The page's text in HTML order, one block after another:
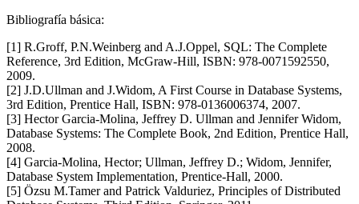
Bibliografía básica:
[1] R.Groff, P.N.Weinberg and A.J.Oppel, SQL: The Complete
Reference, 3rd Edition, McGraw-Hill, ISBN: 978-0071592550,
2009.
[2] J.D.Ullman and J.Widom, A First Course in Database Systems,
3rd Edition, Prentice Hall, ISBN: 978-0136006374, 2007.
[3] Hector Garcia-Molina, Jeffrey D. Ullman and Jennifer Widom,
Database Systems: The Complete Book, 2nd Edition, Prentice Hall,
2008.
[4] Garcia-Molina, Hector; Ullman, Jeffrey D.; Widom, Jennifer,
Database System Implementation, Prentice-Hall, 2000.
[5] Özsu M.Tamer and Patrick Valduriez, Principles of Distributed